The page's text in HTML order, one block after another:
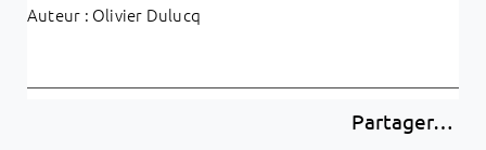
Auteur : Olivier Dulucq
Partager…